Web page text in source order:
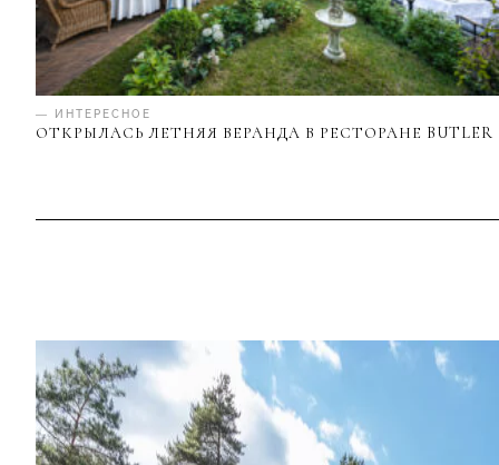
— ИНТЕРЕСНОЕ
ОТКРЫЛАСЬ ЛЕТНЯЯ ВЕРАНДА В РЕСТОРАНЕ BUTLER